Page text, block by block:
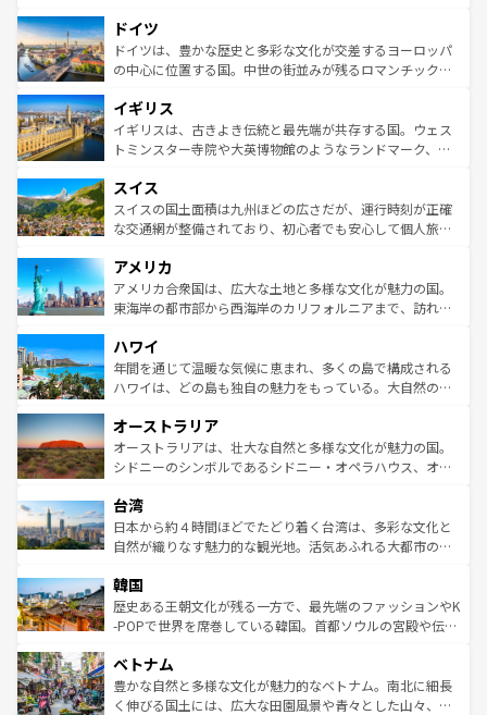
せる。地方によって風土や気候が異なるスペインはその個
性で訪れる人を魅了する。 なお、新着のスペイン情報は コ
ンテンツ一覧を参照してほしい。
で、幅広い魅力が詰まっている。華麗な宮殿、歴史的な大
聖堂、美しいビーチ、そして豊かな自然が、訪れる者を心
から魅了する。また、フランスは美食の国としても知ら
いる。シャンパンの発祥地であるランス、プロヴァンスの
香り高いラベンダー畑など、多彩な楽しみ方が可能だ。さ
らに、パリ以外の地域にも魅力が溢れており、どの街角に
れる地方に足を運ぶとそれぞれで全く異なる文化を体験で
きるだろう。 なお、新着のフランス情報はコンテンツ一覧
を参照してほしい。
ドイツ
ドイツは、豊かな歴史と多彩な文化が交差するヨーロッパ
の中心に位置する国。中世の街並みが残るロマンチック街
顔を持つこの国は、どこを歩いても飽きることがない。ベ
ルリンの文化的活気、バイエルン州のアルプスの絶景、そ
してライン川沿いのワイン畑といった風景は必見。ビール
は、お酒好きな人にはぜひ体験してほしい。 なお、新着の
ドイツ情報はコンテンツ一覧を参照してほしい。
イギリス
イギリスは、古きよき伝統と最先端が共存する国。ウェス
トミンスター寺院や大英博物館のようなランドマーク、歴
リアごとに異なる魅力がある。また、優雅なアフタヌーン
ティー、ビール好きにはたまらない英国パブ、サッカー観
戦など、本場だからこそできる体験も豊富。イギリスを旅
ンツ一覧を参照してほしい。
スイス
スイスの国土面積は九州ほどの広さだが、運行時刻が正確
な交通網が整備されており、初心者でも安心して個人旅行
の建物がそのまま残る町や、スイスならではのユニークな
博物館もあり、アルプス観光だけでなく町歩きも満喫する
ことができる。国民の所得が高いため物価も高いが、旅行
ば市内交通費無料で観光を楽しむこともできる。 なお、新
着のスイス情報はコンテンツ一覧 を参照してほしい。
アメリカ
アメリカ合衆国は、広大な土地と多様な文化が魅力の国。
東海岸の都市部から西海岸のカリフォルニアまで、訪れる
のような巨大都市は、観光、ショッピング、エンターテイ
ンメントが詰まった刺激的なスポットだ。一方、アメリカ
西部には大自然が広がり、グランドキャニオンやイエロー
部のニューオーリンズでは、音楽と美食が融合した独特の
文化が魅力。旅行者はアメリカの各地域で異なる魅力を楽
しみながら、その多様性と豊かな歴史を感じることができ
ならではの贅沢な旅のスタイルだ。 なお、新着のアメリカ
情報はコンテンツ一覧を参照してほしい。
ハワイ
年間を通じて温暖な気候に恵まれ、多くの島で構成される
ハワイは、どの島も独自の魅力をもっている。大自然の神
ワイ島は見逃せない。また、定番の観光地といえばオアフ
島だが、静かな自然を求めるならマウイ島やカウアイ島が
おすすめ。エメラルドグリーンに輝く海をはじめ、豊かな
れるおもてなしの心で訪れる人々を迎えてくれるハワイの
人々、おいしいローカルフードやハワイアンミュージッ
ク、伝統的なフラダンスなど、すべてがハワイの魅力を彩
ワイを、存分に味わってほしい。 なお、新着のハワイ情報
はコンテンツ一覧を参照してほしい。
オーストラリア
オーストラリアは、壮大な自然と多様な文化が魅力の国。
シドニーのシンボルであるシドニー・オペラハウス、オー
リアリーフや大陸中央部にそびえるウルル（エアーズロッ
ク）、タスマニアの美しい原生林やケアンズの熱帯雨林な
ど、見どころがたくさん。また、カフェやワイン、オージ
いる。アクティビティも充実しており、サーフィンやダイ
ビング、ハイキングなど、アウトドア好きにはたまらな
い。オーストラリアの多彩な魅力を存分に味わいつくそ
参照してほしい。
台湾
日本から約４時間ほどでたどり着く台湾は、多彩な文化と
自然が織りなす魅力的な観光地。活気あふれる大都市の台
ン）、静ひつな山岳地帯である台湾東部など、都市の喧騒
と山間の静けさが共存しており、訪れる人に新しい発見と
驚きをもたらしてくれる。また、奥深い台湾の食文化も魅
容にもいいと評判のスイーツなど、バラエティ豊かな料理
が味わえる。 なお、新着の台湾情報は コンテンツ一覧を参
照してほしい。
韓国
歴史ある王朝文化が残る一方で、最先端のファッションやK
-POPで世界を席巻している韓国。首都ソウルの宮殿や伝統
き、地方に足を延ばせば四季折々の自然美を楽しむことが
できる。そして、キムチや焼肉、絶品のストリートフード
まで、さまざまな韓国料理が待っている。夜には、韓国な
ベトナム
豊かな自然と多様な文化が魅力的なベトナム。南北に細長
く伸びる国土には、広大な田園風景や青々とした山々、世